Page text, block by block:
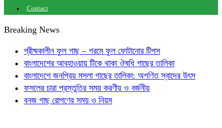
Contact
Breaking News
গ্রীষ্মকালীন ফুল গাছ – গরমে ফুল ফোটানোর টিপস
বাংলাদেশের আবহাওয়ায় টিকে থাকা ঔষধি গাছের তালিকা
বাংলাদেশে জনপ্রিয় মসলা গাছের তালিকা: অগণিত স্বাদের উৎস
ফসলের চারা প্রস্তুতির সময় করণীয় ও বর্জনীয়
বনজ গাছ রোপণের সময় ও নিয়ম